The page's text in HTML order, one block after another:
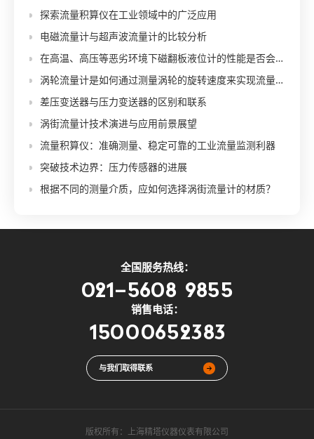
探索流量积算仪在工业领域中的广泛应用
电磁流量计与超声波流量计的比较分析
在高温、高压等恶劣环境下磁翻板液位计的性能是否会受影响？
涡轮流量计是如何通过测量涡轮的旋转速度来实现流量测量的？
差压变送器与压力变送器的区别和联系
涡街流量计技术演进与应用前景展望
流量积算仪：准确测量、稳定可靠的工业流量监测利器
突破技术边界：压力传感器的进展
根据不同的测量介质，应如何选择涡街流量计的材质？
全国服务热线：
021-5608 9855
销售电话：
15000652383
与我们取得联系
版权所有： 上海精塔仪器仪表有限公司